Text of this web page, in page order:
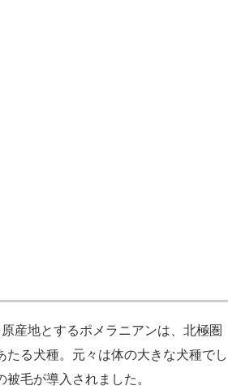
産地とするポメラニアンは、北極圏
る犬種。元々は体の大きな犬種でし
毛が導入されました。